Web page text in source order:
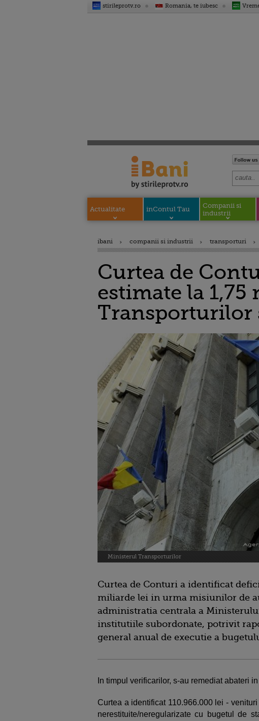
stirileprotv.ro Romania, te iubesc
Actualitate inContul Tau
Companii si
industrii
ibani companii si industrii transporturi
Curtea de
estimate la
Transporturilor
Ministerul Transporturilor
Curtea de Conturi a identificat
miliarde lei in urma misiunilor de
administratia centrala a
institutiile subordonate, potrivit
general anual de executie a
In timpul verificarilor, s-au remediat abateri
Curtea a identificat 110.966.000 lei -
nerestituite/neregularizate cu bugetul de